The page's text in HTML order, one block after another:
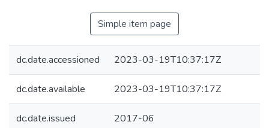
Simple item page
dc.date.accessioned 2023-03-19T10:37:17Z
dc.date.available 2023-03-19T10:37:17Z
dc.date.issued 2017-06